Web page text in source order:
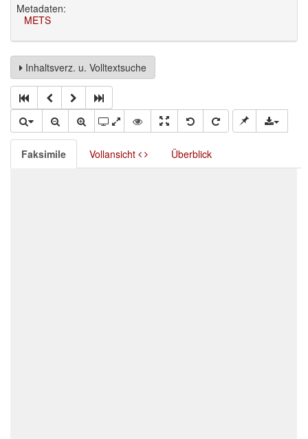
Metadaten:
METS
Inhaltsverz. u. Volltextsuche
Faksimile Vollansicht Überblick